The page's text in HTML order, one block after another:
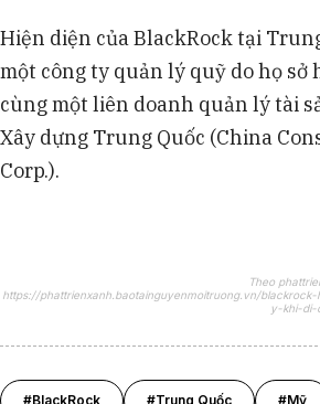
Hiện diện của BlackRock tại
một công ty quản lý quỹ do họ sở
cùng một liên doanh quản lý tài
Xây dựng Trung Quốc (China
Corp.).
Theo
https://phattrienxanh.baotainguyenmoitruong.vn/
y-khi-di-
#BlackRock #Trung Quốc #Mỹ